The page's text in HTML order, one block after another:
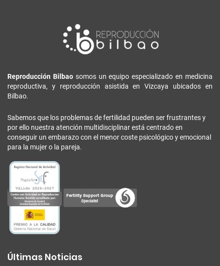
Reproducción Bilbaosomos un equipo especializado en medicina
reproductiva, y reproducción asistida en Vizcaya ubicados en
Bilbao.
Sabemos que los problemas de fertilidad pueden ser frustrantes y
por ello nuestra atención multidisciplinar está centrado en
conseguir un embarazo con el menor coste psicológico y emocional
para la mujer o la pareja.
Últimas Noticias